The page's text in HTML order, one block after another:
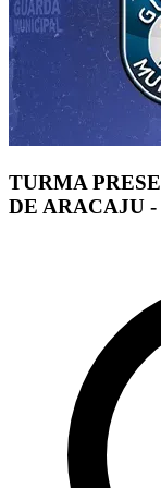
TURMA
DE ARACAJU